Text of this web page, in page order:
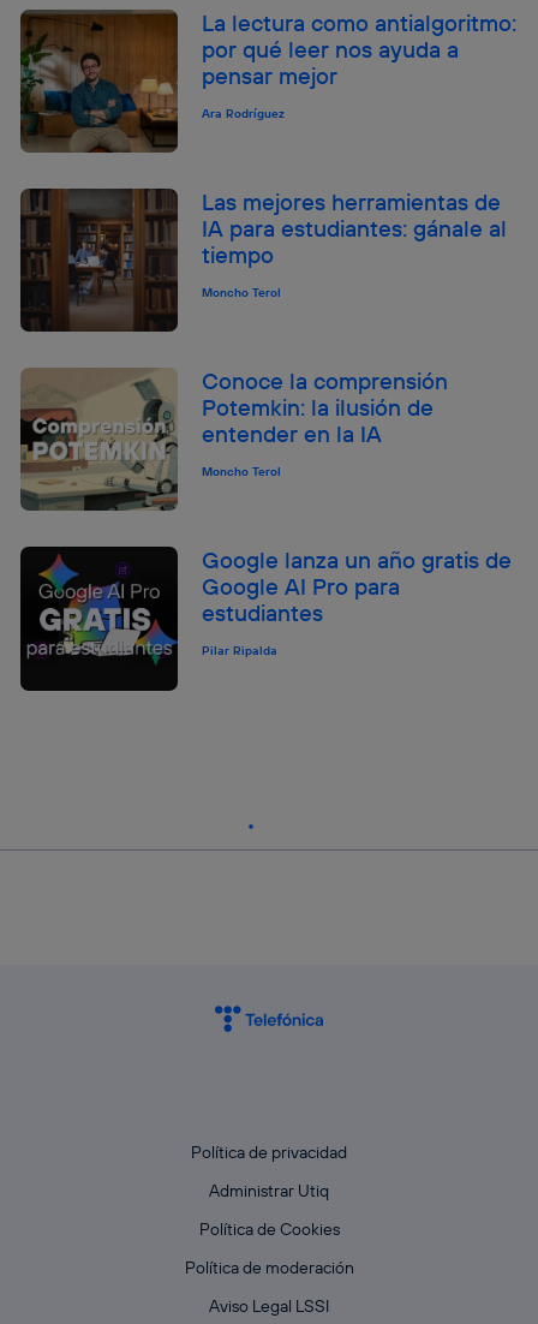
La lectura como antialgoritmo:
por qué leer nos ayuda a
pensar mejor
Ara Rodríguez
Las mejores herramientas de
IA para estudiantes: gánale al
tiempo
Moncho Terol
Conoce la comprensión
Potemkin: la ilusión de
entender en la IA
Moncho Terol
Google lanza un año gratis de
Google AI Pro para
estudiantes
Pilar Ripalda
Política de privacidad
Administrar Utiq
Política de Cookies
Política de moderación
Aviso Legal LSSI